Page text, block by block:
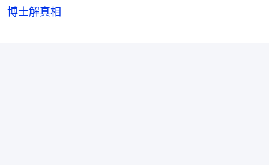
博士解真相